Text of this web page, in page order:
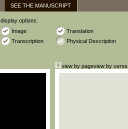
SEE THE MANUSCRIPT
display options:
Image
Translation
Transcription
Physical Description
view by pageview by verse